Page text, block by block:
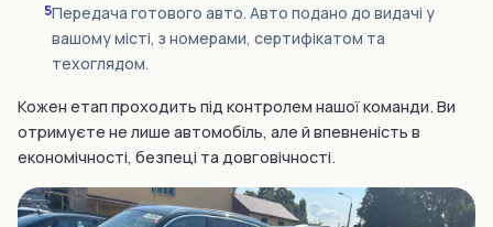
5Передача готового авто. Авто подано до видачі у
вашому місті, з номерами, сертифікатом та
техоглядом.
Кожен етап проходить під контролем нашої команди. Ви
отримуєте не лише автомобіль, але й впевненість в
економічності, безпеці та довговічності.